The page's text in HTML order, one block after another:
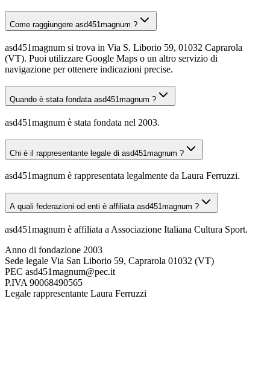
Come raggiungere asd451magnum ?
asd451magnum si trova in Via S. Liborio 59, 01032 Caprarola
(VT). Puoi utilizzare Google Maps o un altro servizio di
navigazione per ottenere indicazioni precise.
Quando è stata fondata asd451magnum ?
asd451magnum è stata fondata nel 2003.
Chi è il rappresentante legale di asd451magnum ?
asd451magnum è rappresentata legalmente da Laura Ferruzzi.
A quali federazioni od enti è affiliata asd451magnum ?
asd451magnum è affiliata a Associazione Italiana Cultura Sport.
Anno di fondazione 2003
Sede legale Via San Liborio 59, Caprarola 01032 (VT)
PEC asd451magnum@pec.it
P.IVA 90068490565
Legale rappresentante Laura Ferruzzi